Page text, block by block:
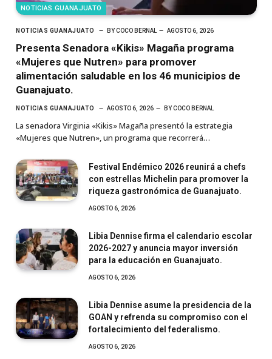
NOTICIAS GUANAJUATO
NOTICIAS GUANAJUATO BY COCO BERNAL AGOSTO 6, 2026
Presenta Senadora «Kikis» Magaña programa
«Mujeres que Nutren» para promover
alimentación saludable en los 46 municipios de
Guanajuato.
NOTICIAS GUANAJUATO AGOSTO 6, 2026 BY COCO BERNAL
La senadora Virginia «Kikis» Magaña presentó la estrategia
«Mujeres que Nutren», un programa que recorrerá…
Festival Endémico 2026 reunirá a chefs
con estrellas Michelin para promover la
riqueza gastronómica de Guanajuato.
AGOSTO 6, 2026
Libia Dennise firma el calendario escolar
2026-2027 y anuncia mayor inversión
para la educación en Guanajuato.
AGOSTO 6, 2026
Libia Dennise asume la presidencia de la
GOAN y refrenda su compromiso con el
fortalecimiento del federalismo.
AGOSTO 6, 2026